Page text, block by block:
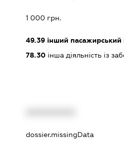
1 000 грн.
49.39 інший пасажирський
78.30 інша діяльність із
dossier.missingData